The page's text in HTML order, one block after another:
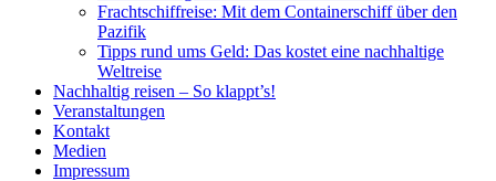
Frachtschiffreise: Mit dem Containerschiff über den
Pazifik
Tipps rund ums Geld: Das kostet eine nachhaltige
Weltreise
Nachhaltig reisen – So klappt’s!
Veranstaltungen
Kontakt
Medien
Impressum